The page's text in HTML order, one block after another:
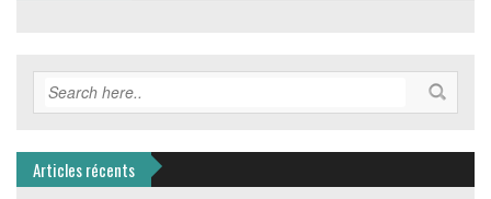
Articles récents